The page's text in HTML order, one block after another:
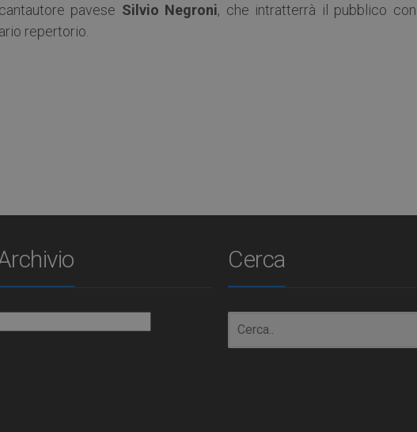
pavese Silvio Negroni, che intratterrà il pubblico con
repertorio.
Cerca